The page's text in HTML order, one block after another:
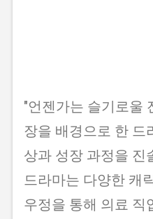
"언젠가는 슬기로울
장을 배경으로 한 드
상과 성장 과정을 진
드라마는 다양한 캐
우정을 통해 의료 직